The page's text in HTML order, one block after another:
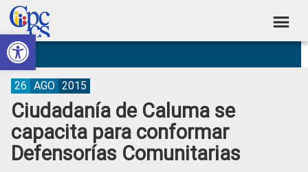
Abrir barra de herramientas
Skip
to
primary
navigation
Skip
to
main
content
Skip
to
primary
sidebar
Skip
to
footer
Consejo
de
Participación
Ciudadana
Control
Construyendo
Poder
Ciudadano
Ciudadanía de Caluma se
capacita para conformar
Defensorías Comunitarias
26 AGO 2015